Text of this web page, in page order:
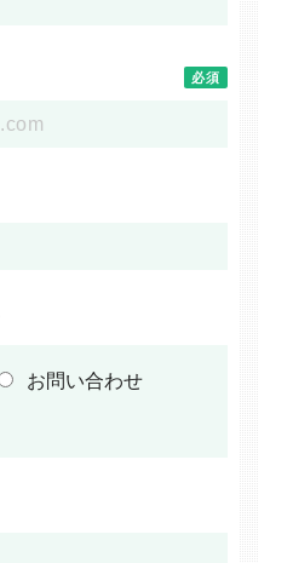
必須
お問い合わせ